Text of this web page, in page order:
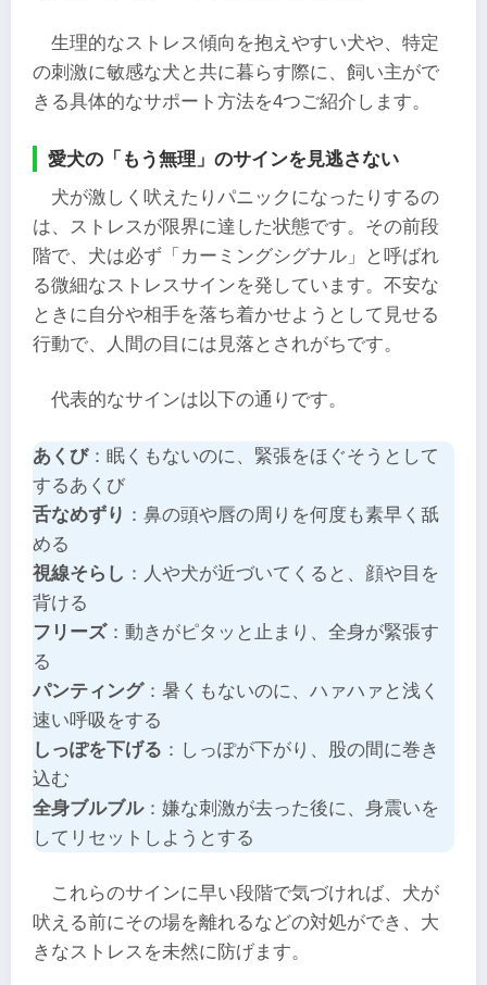
生理的なストレス傾向を抱えやすい犬や、特定
の刺激に敏感な犬と共に暮らす際に、飼い主がで
きる具体的なサポート方法を4つご紹介します。
愛犬の「もう無理」のサインを見逃さない
犬が激しく吠えたりパニックになったりするの
は、ストレスが限界に達した状態です。その前段
階で、犬は必ず「カーミングシグナル」と呼ばれ
る微細なストレスサインを発しています。不安な
ときに自分や相手を落ち着かせようとして見せる
行動で、人間の目には見落とされがちです。
代表的なサインは以下の通りです。
あくび：眠くもないのに、緊張をほぐそうとして
するあくび
舌なめずり ：鼻の頭や唇の周りを何度も素早く舐
める
視線そらし ：人や犬が近づいてくると、顔や目を
背ける
フリーズ：動きがピタッと止まり、全身が緊張す
る
パンティング：暑くもないのに、ハァハァと浅く
速い呼吸をする
しっぽを下げる ：しっぽが下がり、股の間に巻き
込む
全身ブルブル：嫌な刺激が去った後に、身震いを
してリセットしようとする
これらのサインに早い段階で気づければ、犬が
吠える前にその場を離れるなどの対処ができ、大
きなストレスを未然に防げます。